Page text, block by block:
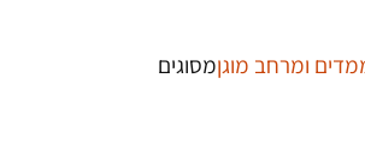
ומרחב מוגןמסוגים